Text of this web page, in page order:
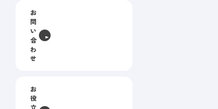
お
問
い
合
わ
せ
お
役